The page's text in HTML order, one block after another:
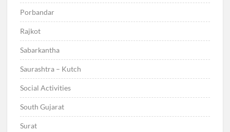
Porbandar
Rajkot
Sabarkantha
Saurashtra – Kutch
Social Activities
South Gujarat
Surat